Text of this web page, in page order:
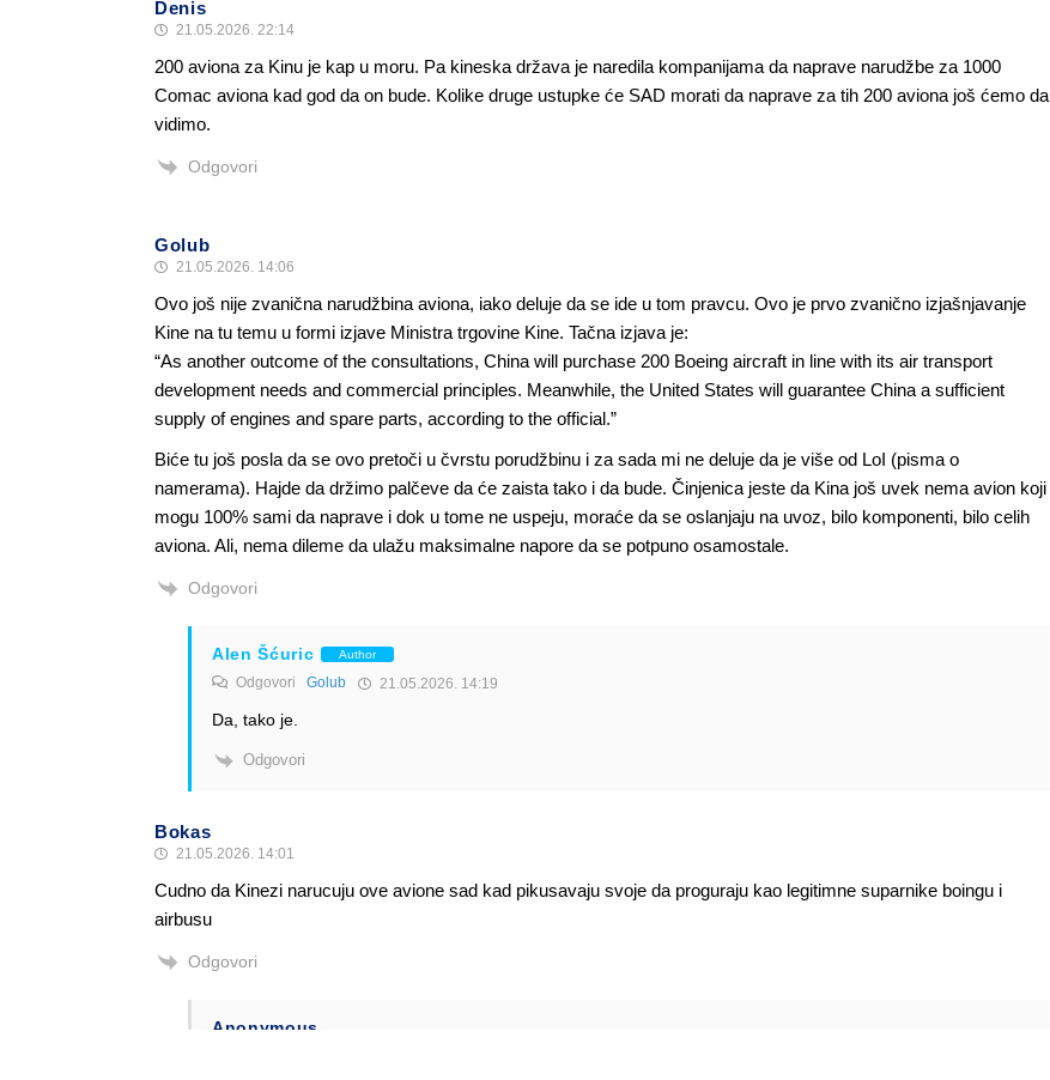
Denis
21.05.2026. 22:14
200 aviona za Kinu je kap u moru. Pa kineska država je naredila kompanijama da naprave narudžbe za 1000
Comac aviona kad god da on bude. Kolike druge ustupke će SAD morati da naprave za tih 200 aviona još ćemo da
vidimo.
Odgovori
Golub
21.05.2026. 14:06
Ovo još nije zvanična narudžbina aviona, iako deluje da se ide u tom pravcu. Ovo je prvo zvanično izjašnjavanje
Kine na tu temu u formi izjave Ministra trgovine Kine. Tačna izjava je:
“As another outcome of the consultations, China will purchase 200 Boeing aircraft in line with its air transport
development needs and commercial principles. Meanwhile, the United States will guarantee China a sufficient
supply of engines and spare parts, according to the official.”
Biće tu još posla da se ovo pretoči u čvrstu porudžbinu i za sada mi ne deluje da je više od LoI (pisma o
namerama). Hajde da držimo palčeve da će zaista tako i da bude. Činjenica jeste da Kina još uvek nema avion koji
mogu 100% sami da naprave i dok u tome ne uspeju, moraće da se oslanjaju na uvoz, bilo komponenti, bilo celih
aviona. Ali, nema dileme da ulažu maksimalne napore da se potpuno osamostale.
Odgovori
Alen Šćuric Author
Odgovori Golub 21.05.2026. 14:19
Da, tako je.
Odgovori
Bokas
21.05.2026. 14:01
Cudno da Kinezi narucuju ove avione sad kad pikusavaju svoje da proguraju kao legitimne suparnike boingu i
airbusu
Odgovori
Anonymous